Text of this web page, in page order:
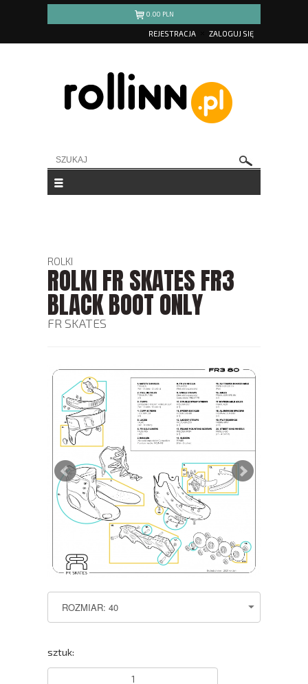
0.00 PLN
REJESTRACJA ZALOGUJ SIĘ
ROLKI
ROLKI FR SKATES FR3
BLACK BOOT ONLY
FR SKATES
sztuk: